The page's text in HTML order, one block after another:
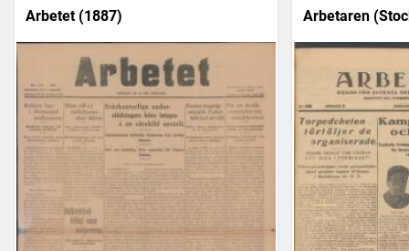
Arbetet (1887)
Arbetaren